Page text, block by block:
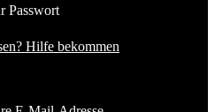
Passwort
Hilfe bekommen